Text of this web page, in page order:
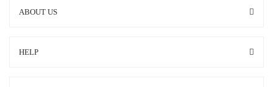
ABOUT US
HELP